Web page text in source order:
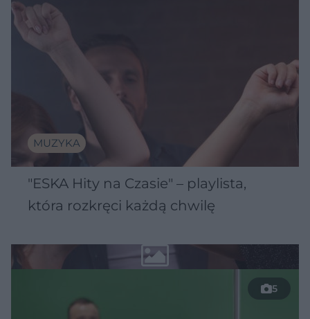
MUZYKA
"ESKA Hity na Czasie" – playlista,
która rozkręci każdą chwilę
5